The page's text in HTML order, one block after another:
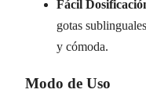
Fácil
gotas
y cómoda.
Modo de Uso